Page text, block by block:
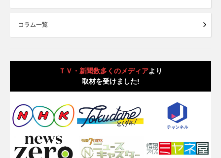
コラム一覧
ＴＶ・新聞数多くのメディアより
取材を受けました!